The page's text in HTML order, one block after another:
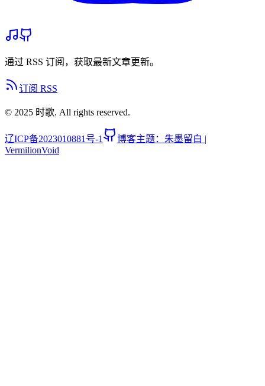
通过 RSS 订阅，获取最新文章更新。
订阅 RSS
© 2025 时歌. All rights reserved.
辽ICP备2023010881号-1
博客主题：朱墨留白 |
VermilionVoid